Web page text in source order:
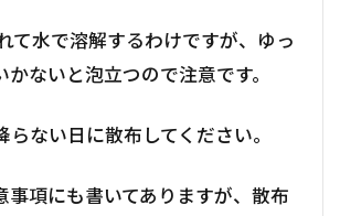
て水で溶解するわけですが、ゆっ
かないと泡立つので注意です。
らない日に散布してください。
事項にも書いてありますが、散布